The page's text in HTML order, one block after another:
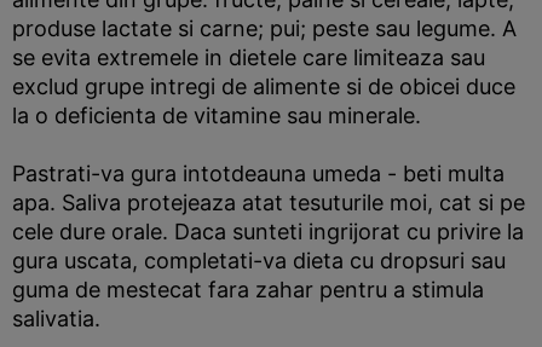
produse lactate si carne; pui; peste sau legume. A
se evita extremele in dietele care limiteaza sau
exclud grupe intregi de alimente si de obicei duce
la o deficienta de vitamine sau minerale.
Pastrati-va gura intotdeauna umeda - beti multa
apa. Saliva protejeaza atat tesuturile moi, cat si pe
cele dure orale. Daca sunteti ingrijorat cu privire la
gura uscata, completati-va dieta cu dropsuri sau
guma de mestecat fara zahar pentru a stimula
salivatia.